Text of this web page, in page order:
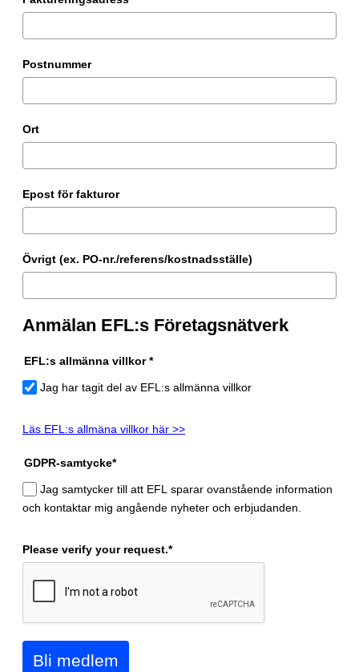
Postnummer
Ort
Epost för fakturor
Övrigt (ex. PO-nr./referens/kostnadsställe)
Anmälan EFL:s Företagsnätverk
EFL:s allmänna villkor *
Jag har tagit del av EFL:s allmänna villkor
Läs EFL:s allmäna villkor här >>
GDPR-samtycke*
Jag samtycker till att EFL sparar ovanstående information
och kontaktar mig angående nyheter och erbjudanden.
Please verify your request.*
Bli medlem